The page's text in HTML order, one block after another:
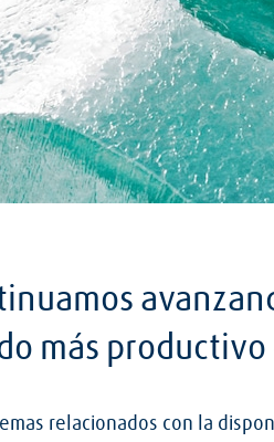
más
relacionados con la